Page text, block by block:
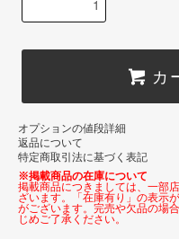
カ
オプションの値段詳細
返品について
特定商取引法に基づく表記
※掲載商品の在庫について
掲載商品につきましては、一部
ざいます。「在庫有り」の表示
がございます。完売や欠品の場
じめご了承ください。